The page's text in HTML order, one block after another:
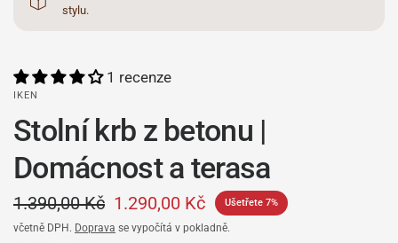
stylu.
1 recenze
IKEN
Stolní krb z betonu |
Domácnost a terasa
1.390,00 Kč 1.290,00 Kč Ušetřete 7%
včetně DPH. Doprava se vypočítá v pokladně.